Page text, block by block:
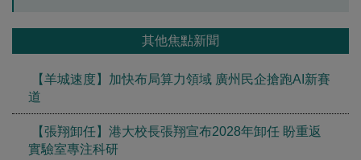
其他焦點新聞
【羊城速度】加快布局算力領域 廣州民企搶跑AI新賽
道
【張翔卸任】港大校長張翔宣布2028年卸任 盼重返
實驗室專注科研